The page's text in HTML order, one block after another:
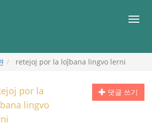
메
retejoj por la loĵbana lingvo lerni
댓글 쓰기
por la
lingvo